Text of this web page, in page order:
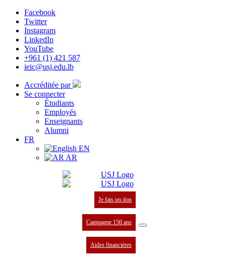
Facebook
Twitter
Instagram
LinkedIn
YouTube
+961 (1) 421 587
ieic@usj.edu.lb
Accréditée par
Se connecter
Étudiants
Employés
Enseignants
Alumni
FR
EN
AR
Je fais un don
Campagne 150 ans
Aides financières